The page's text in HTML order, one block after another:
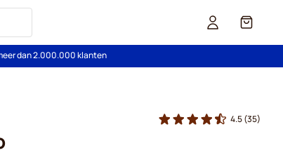
Cart
dan 2.000.000 klanten
4.5(35)